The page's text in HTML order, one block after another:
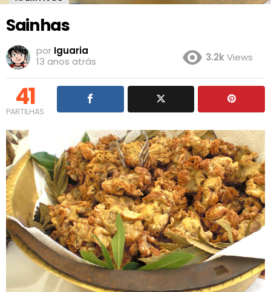
Sainhas
por Iguaria
13 anos atrás
3.2kViews
41
PARTILHAS